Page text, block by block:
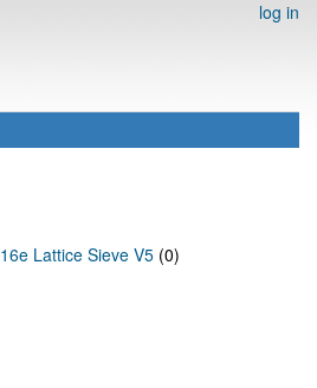
log in
16e Lattice Sieve V5 (0)